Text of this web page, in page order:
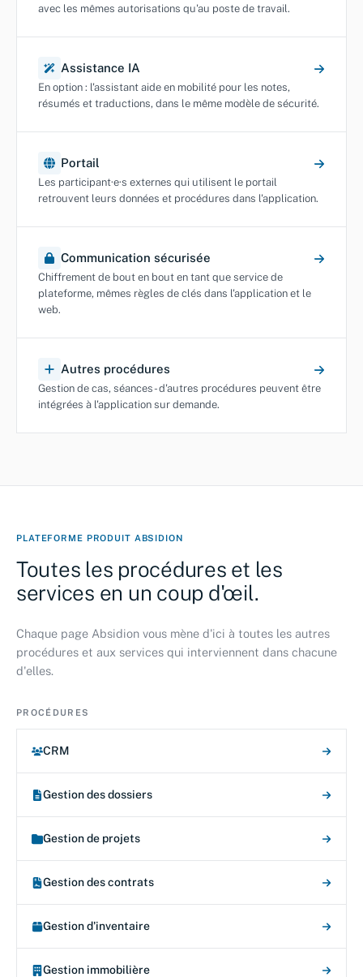
avec les mêmes autorisations qu'au poste de travail.
Assistance IA
En option : l'assistant aide en mobilité pour les notes,
résumés et traductions, dans le même modèle de sécurité.
Portail
Les participant·e·s externes qui utilisent le portail
retrouvent leurs données et procédures dans l'application.
Communication sécurisée
Chiffrement de bout en bout en tant que service de
plateforme, mêmes règles de clés dans l'application et le
web.
Autres procédures
Gestion de cas, séances - d'autres procédures peuvent être
intégrées à l'application sur demande.
PLATEFORME PRODUIT ABSIDION
Toutes les procédures et les
services en un coup d'œil.
Chaque page Absidion vous mène d'ici à toutes les autres
procédures et aux services qui interviennent dans chacune
d'elles.
PROCÉDURES
CRM
Gestion des dossiers
Gestion de projets
Gestion des contrats
Gestion d'inventaire
Gestion immobilière